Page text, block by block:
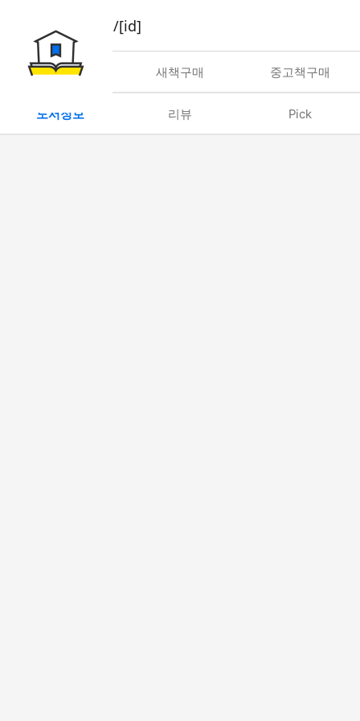
book/rent/[id]
대여 새책구매 중고책구매
도서정보 리뷰 Pick